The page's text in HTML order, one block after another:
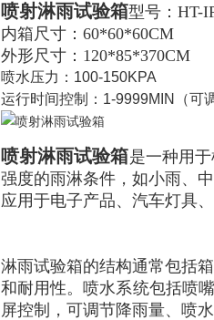
喷射淋雨试验箱型号：HT-
内箱尺寸：60*60*60CM
外形尺寸：120*85*370CM
喷水压力：100-150KPA
运行时间控制：1-9999MIN（可调
喷射淋雨试验箱是一种用
强度的雨淋条件，如小雨、
应用于电子产品、汽车灯具
淋雨试验箱的结构通常包括
和耐用性。喷水系统包括喷
屏控制，可调节降雨量、喷